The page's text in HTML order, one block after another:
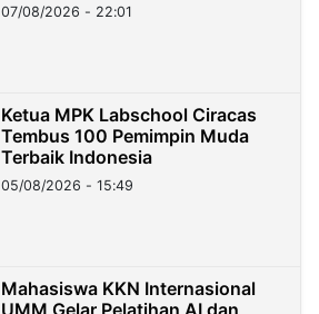
07/08/2026 - 22:01
Ketua MPK Labschool Ciracas
Tembus 100 Pemimpin Muda
Terbaik Indonesia
05/08/2026 - 15:49
Mahasiswa KKN Internasional
UMM Gelar Pelatihan AI dan